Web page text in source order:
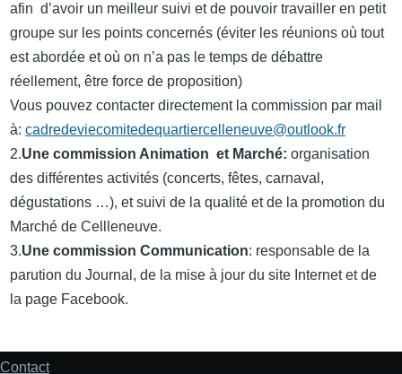
afin d’avoir un meilleur suivi et de pouvoir travailler en petit
groupe sur les points concernés (éviter les réunions où tout
est abordée et où on n’a pas le temps de débattre
réellement, être force de proposition)
Vous pouvez contacter directement la commission par mail
à:cadredeviecomitedequartiercelleneuve@outlook.fr
2.Une commission Animation et Marché: organisation
des différentes activités (concerts, fêtes, carnaval,
dégustations …), et suivi de la qualité et de la promotion du
Marché de Cellleneuve.
3.Une commission Communication: responsable de la
parution du Journal, de la mise à jour du site Internet et de
la page Facebook.
Contact